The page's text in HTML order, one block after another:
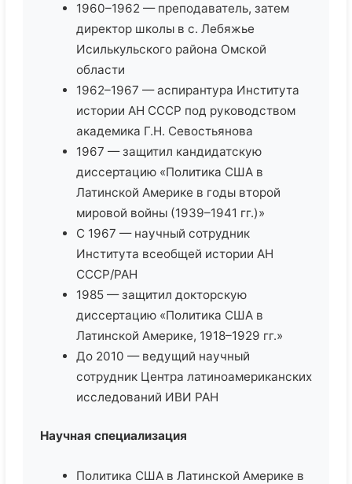
1960–1962 — преподаватель, затем
директор школы в с. Лебяжье
Исилькульского района Омской
области
1962–1967 — аспирантура Института
истории АН СССР под руководством
академика Г.Н. Севостьянова
1967 — защитил кандидатскую
диссертацию «Политика США в
Латинской Америке в годы второй
мировой войны (1939–1941 гг.)»
С 1967 — научный сотрудник
Института всеобщей истории АН
СССР/РАН
1985 — защитил докторскую
диссертацию «Политика США в
Латинской Америке, 1918–1929 гг.»
До 2010 — ведущий научный
сотрудник Центра латиноамериканских
исследований ИВИ РАН
Научная специализация
Политика США в Латинской Америке в